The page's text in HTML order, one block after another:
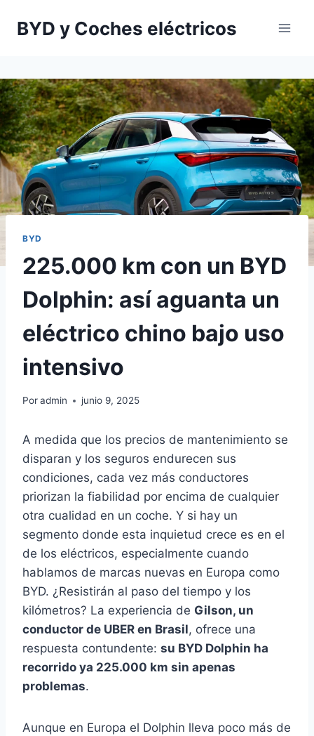
BYD y Coches eléctricos
BYD
225.000 km con un BYD
Dolphin: así aguanta un
eléctrico chino bajo uso
intensivo
Poradmin junio 9, 2025
A medida que los precios de mantenimiento se
disparan y los seguros endurecen sus
condiciones, cada vez más conductores
priorizan la fiabilidad por encima de cualquier
otra cualidad en un coche. Y si hay un
segmento donde esta inquietud crece es en el
de los eléctricos, especialmente cuando
hablamos de marcas nuevas en Europa como
BYD. ¿Resistirán al paso del tiempo y los
kilómetros? La experiencia de Gilson, un
conductor de UBER en Brasil, ofrece una
respuesta contundente: su BYD Dolphin ha
recorrido ya 225.000 km sin apenas
problemas.
Aunque en Europa el Dolphin lleva poco más de